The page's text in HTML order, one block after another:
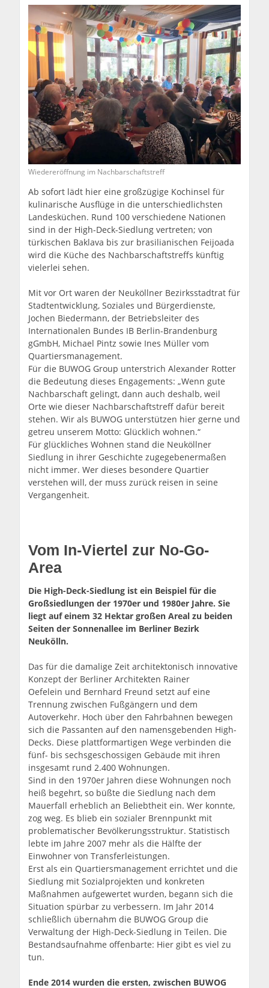
Wiedereröffnung im Nachbarschaftstreff
Ab sofort lädt hier eine großzügige Kochinsel für
kulinarische Ausflüge in die unterschiedlichsten
Landesküchen. Rund 100 verschiedene Nationen
sind in der High-Deck-Siedlung vertreten; von
türkischen Baklava bis zur brasilianischen Feijoada
wird die Küche des Nachbarschaftstreffs künftig
vielerlei sehen.
Mit vor Ort waren der Neuköllner Bezirksstadtrat für
Stadtentwicklung, Soziales und Bürgerdienste,
Jochen Biedermann, der Betriebsleiter des
Internationalen Bundes IB Berlin-Brandenburg
gGmbH, Michael Pintz sowie Ines Müller vom
Quartiersmanagement.
Für die BUWOG Group unterstrich Alexander Rotter
die Bedeutung dieses Engagements: „Wenn gute
Nachbarschaft gelingt, dann auch deshalb, weil
Orte wie dieser Nachbarschaftstreff dafür bereit
stehen. Wir als BUWOG unterstützen hier gerne und
getreu unserem Motto: Glücklich wohnen.“
Für glückliches Wohnen stand die Neuköllner
Siedlung in ihrer Geschichte zugegebenermaßen
nicht immer. Wer dieses besondere Quartier
verstehen will, der muss zurück reisen in seine
Vergangenheit.
Vom In-Viertel zur No-Go-
Area
Die High-Deck-Siedlung ist ein Beispiel für die
Großsiedlungen der 1970er und 1980er Jahre. Sie
liegt auf einem 32 Hektar großen Areal zu beiden
Seiten der Sonnenallee im Berliner Bezirk
Neukölln.
Das für die damalige Zeit architektonisch innovative
Konzept der Berliner Architekten Rainer
Oefelein und Bernhard Freund setzt auf eine
Trennung zwischen Fußgängern und dem
Autoverkehr. Hoch über den Fahrbahnen bewegen
sich die Passanten auf den namensgebenden High-
Decks. Diese plattformartigen Wege verbinden die
fünf- bis sechsgeschossigen Gebäude mit ihren
insgesamt rund 2.400 Wohnungen.
Sind in den 1970er Jahren diese Wohnungen noch
heiß begehrt, so büßte die Siedlung nach dem
Mauerfall erheblich an Beliebtheit ein. Wer konnte,
zog weg. Es blieb ein sozialer Brennpunkt mit
problematischer Bevölkerungsstruktur. Statistisch
lebte im Jahre 2007 mehr als die Hälfte der
Einwohner von Transferleistungen.
Erst als ein Quartiersmanagement errichtet und die
Siedlung mit Sozialprojekten und konkreten
Maßnahmen aufgewertet wurden, begann sich die
Situation spürbar zu verbessern. Im Jahr 2014
schließlich übernahm die BUWOG Group die
Verwaltung der High-Deck-Siedlung in Teilen. Die
Bestandsaufnahme offenbarte: Hier gibt es viel zu
tun.
Ende 2014 wurden die ersten, zwischen BUWOG